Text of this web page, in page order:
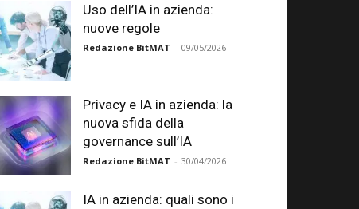
Uso dell’IA in azienda:
nuove regole
Redazione BitMAT - 09/05/2026
Privacy e IA in azienda: la
nuova sfida della
governance sull’IA
Redazione BitMAT - 30/04/2026
IA in azienda: quali sono i